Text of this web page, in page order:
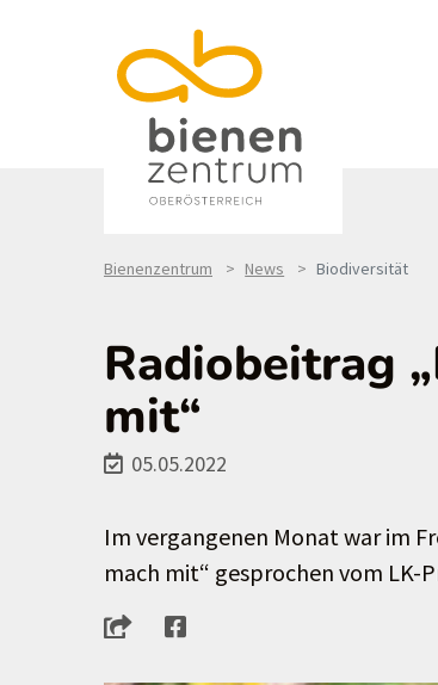
Bienenzentrum News Biodiversität
Radiobeitrag
mit“
05.05.2022
Im vergangenen Monat war im
mach mit“ gesprochen vom LK-